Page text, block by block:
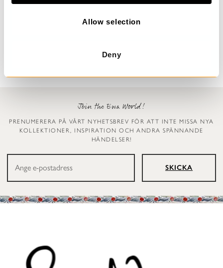
Allow selection
Deny
Leggings
Join the Ewa World!
PRENUMERERA PÅ VÅRT NYHETSBREV FÖR ATT INTE MISSA NYA
KOLLEKTIONER, INSPIRATION OCH ANDRA SPÄNNANDE
HÄNDELSER!
SKICKA